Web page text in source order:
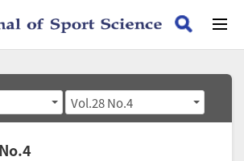
Vol.28 No.4